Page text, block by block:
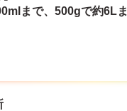
まで、500gで約6L